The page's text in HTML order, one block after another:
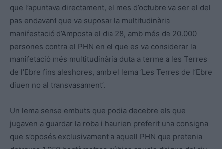
que l’apuntava directament, el mes d’octubre va ser el del
pas endavant que va suposar la multitudinària
manifestació d’Amposta el dia 28, amb més de 20.000
persones contra el PHN en el que es va considerar la
manifetació més multitudinària duta a terme a les Terres
de l’Ebre fins aleshores, amb el lema ‘Les Terres de l’Ebre
diuen no al transvasament’.
Un lema sense embuts que podia decebre els que
jugaven a guardar la roba i haurien preferit una consigna
que s’oposés exclusivament a aquell PHN que pretenia